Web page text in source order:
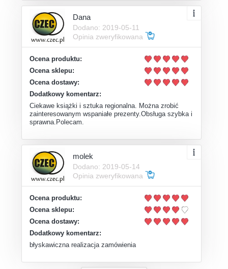
Dana
Dodano: 2019-05-11
Opinia zweryfikowana
Ocena produktu:
Ocena sklepu:
Ocena dostawy:
Dodatkowy komentarz:
Ciekawe książki i sztuka regionalna. Można zrobić
zainteresowanym wspaniałe prezenty.Obsługa szybka i
sprawna.Polecam.
molek
Dodano: 2019-05-14
Opinia zweryfikowana
Ocena produktu:
Ocena sklepu:
Ocena dostawy:
Dodatkowy komentarz:
błyskawiczna realizacja zamówienia